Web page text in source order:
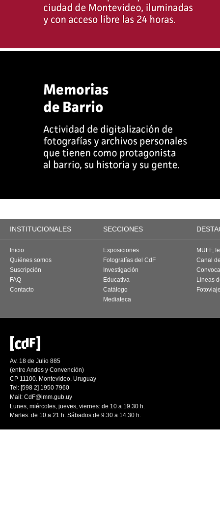
INSTITUCIONALES SECCIONES
Inicio
Quiénes somos
Suscripción
FAQ
Contacto
Exposiciones
Fotografías del CdF
Investigación
Educativa
Catálogo
Mediateca
MUFF,
Canal
Líneas
Av. 18 de Julio 885
(entre Andes y Convención)
CP 11100. Montevideo. Uruguay
Tel: [598 2] 1950 7960
Mail: CdF@imm.gub.uy
Lunes, miércoles, jueves, viernes: de 10 a 19.30 h.
Martes: de 10 a 21 h. Sábados de 9.30 a 14.30 h.